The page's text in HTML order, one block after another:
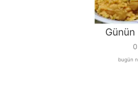
Günün
bugün